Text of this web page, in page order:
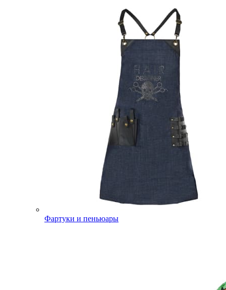
Фартуки и пеньюары